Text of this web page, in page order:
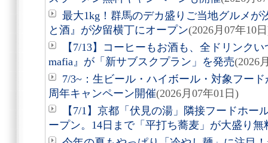
最大1kg！群馬のデカ盛りご当地グルメが
と酒』が汐留横丁にオープン(2026月07年10
【7/13】コーヒーもお酒も、全ドリンク
mafia』が「新サブスクプラン」を発売(2026
7/3~：生ビール・ハイボール・対象フー
周年キャンペーン開催(2026月07年01日)
【7/1】京都「伏見の湯」隣接フードホー
ープン。14日まで「平打ち蕎麦」が大盛り無